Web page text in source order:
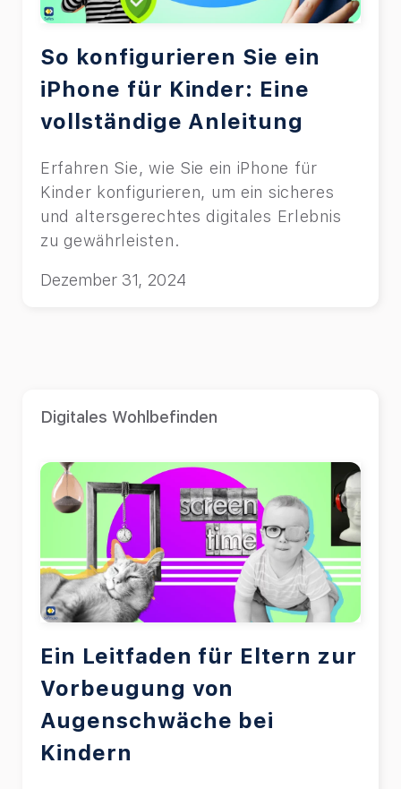
So konfigurieren Sie ein
iPhone für Kinder: Eine
vollständige Anleitung
Erfahren Sie, wie Sie ein iPhone für
Kinder konfigurieren, um ein sicheres
und altersgerechtes digitales Erlebnis
zu gewährleisten.
Dezember 31, 2024
Digitales Wohlbefinden
Ein Leitfaden für Eltern zur
Vorbeugung von
Augenschwäche bei
Kindern